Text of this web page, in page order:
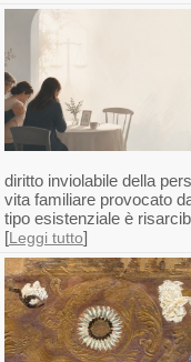
diritto inviolabile della
vita familiare provocato
tipo esistenziale è
[Leggi tutto]